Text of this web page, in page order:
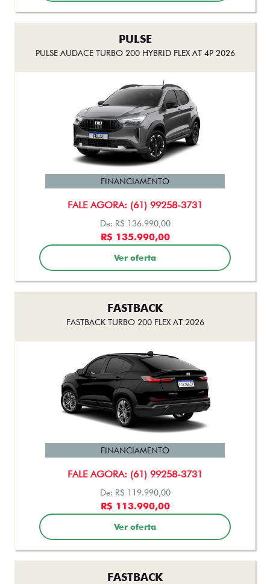
PULSE
PULSE AUDACE TURBO 200 HYBRID FLEX AT 4P 2026
FALE AGORA: (61) 99258-3731
FINANCIAMENTO
De: R$ 136.990,00
R$ 135.990,00
Ver oferta
FASTBACK
FASTBACK TURBO 200 FLEX AT 2026
FALE AGORA: (61) 99258-3731
FINANCIAMENTO
De: R$ 119.990,00
R$ 113.990,00
Ver oferta
FASTBACK